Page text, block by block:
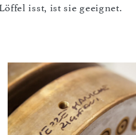
isst, ist sie geeignet.